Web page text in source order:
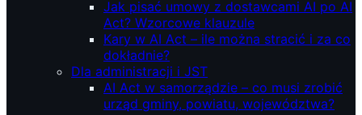
Jak pisać umowy z dostawcami AI po AI
Act? Wzorcowe klauzule
Kary w AI Act – ile można stracić i za co
dokładnie?
Dla administracji i JST
AI Act w samorządzie – co musi zrobić
urząd gminy, powiatu, województwa?